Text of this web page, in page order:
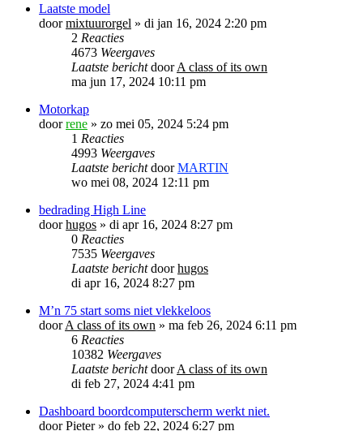
Laatste model
doormixtuurorgel » di jan 16, 2024 2:20 pm
2 Reacties
4673 Weergaves
Laatste berichtdoorA class of its own
ma jun 17, 2024 10:11 pm
Motorkap
doorrene » zo mei 05, 2024 5:24 pm
1 Reacties
4993 Weergaves
Laatste berichtdoorMARTIN
wo mei 08, 2024 12:11 pm
bedrading High Line
doorhugos » di apr 16, 2024 8:27 pm
0 Reacties
7535 Weergaves
Laatste berichtdoorhugos
di apr 16, 2024 8:27 pm
M’n 75 start soms niet vlekkeloos
doorA class of its own » ma feb 26, 2024 6:11 pm
6 Reacties
10382 Weergaves
Laatste berichtdoorA class of its own
di feb 27, 2024 4:41 pm
Dashboard boordcomputerscherm werkt niet.
doorPieter» do feb 22, 2024 6:27 pm